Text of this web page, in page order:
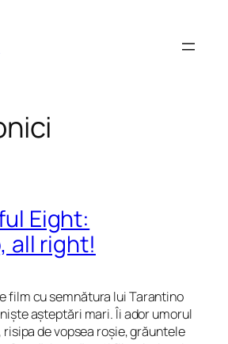
Eight:
all right!
film cu semnătura lui Tarantino
așteptări mari. Îi ador umorul
de vopsea roșie, grăuntele